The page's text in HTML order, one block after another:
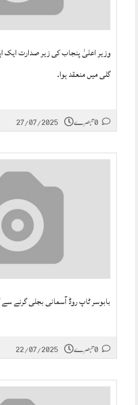
وزیر اعلیٰ پنجاب کی زیر صدارت ایک
گلی میں منعقد ہوا۔
27/07/2025
بابوسر ٹاپ روڈ آسمانی بجلی گرنے سے گلیشیائی
22/07/2025